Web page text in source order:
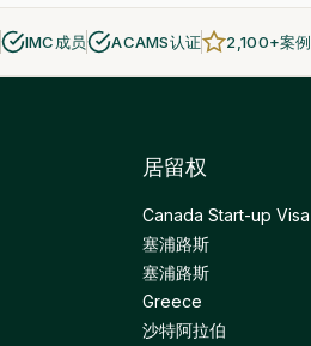
IMC成员 ACAMS认证 2,100+案例
居留权
Canada Start-up Visa
塞浦路斯
塞浦路斯
Greece
沙特阿拉伯